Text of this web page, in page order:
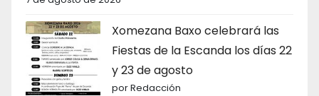
Xomezana Baxo celebrará las
Fiestas de la Escanda los días 22
y 23 de agosto
por Redacción